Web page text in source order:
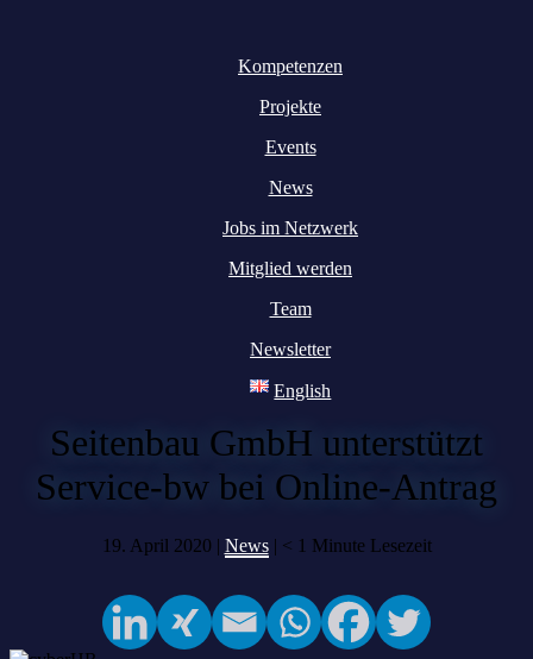
Kompetenzen
Projekte
Events
News
Jobs im Netzwerk
Mitglied werden
Team
Newsletter
English
Seitenbau GmbH unterstützt
Service-bw bei Online-Antrag
19. April 2020 | News| < 1 Minute Lesezeit